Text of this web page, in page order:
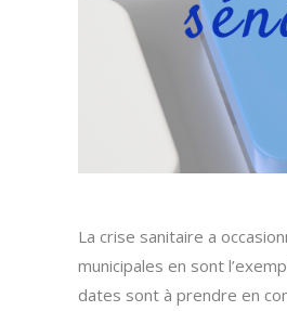
La crise sanitaire a
municipales en sont
dates sont à prendre en